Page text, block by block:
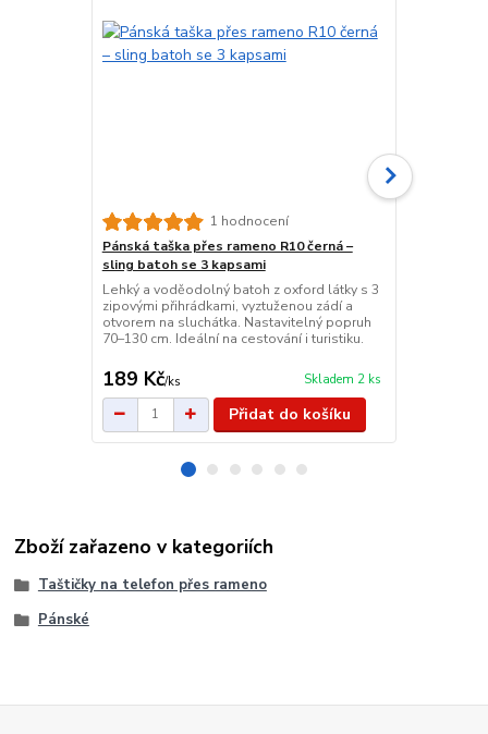
1 hodnocení
Pánská taška přes rameno R10 černá –
sling batoh se 3 kapsami
Lehký a voděodolný batoh z oxford látky s 3
zipovými přihrádkami, vyztuženou zádí a
otvorem na sluchátka. Nastavitelný popruh
70–130 cm. Ideální na cestování i turistiku.
189 Kč/ks Skladem 2 ks
Přidat do košíku
Zboží zařazeno v kategoriích
Taštičky na telefon přes rameno
Pánské